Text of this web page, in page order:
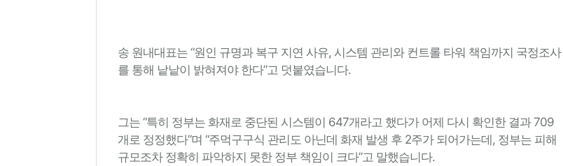
송 원내대표는 “원인 규명과 복구 지연 사유, 시스템 관리와 컨트롤 타워 책임까지 국정조사
를 통해 낱낱이 밝혀져야 한다”고 덧붙였습니다.
그는 “특히 정부는 화재로 중단된 시스템이 647개라고 했다가 어제 다시 확인한 결과 709
개로 정정했다”며 “주먹구구식 관리도 아닌데 화재 발생 후 2주가 되어가는데, 정부는 피해
규모조차 정확히 파악하지 못한 정부 책임이 크다”고 말했습니다.